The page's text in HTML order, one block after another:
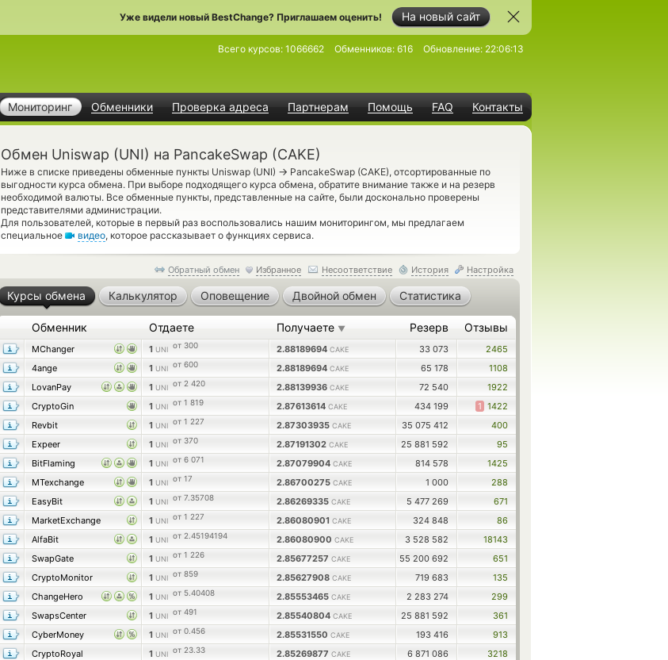
На новый сайт
Уже видели новый BestChange? Приглашаем оценить!
Мониторинг Обменники Проверка адреса Партнерам Помощь FAQ Контакты
Всего курсов: 1066662 Обменников: 616 Обновление: 22:06:13
Обмен Uniswap (UNI) на PancakeSwap (CAKE)
Ниже в списке приведены обменные пункты Uniswap (UNI) → PancakeSwap (CAKE), отсортированные по
выгодности курса обмена. При выборе подходящего курса обмена, обратите внимание также и на резерв
необходимой валюты. Все обменные пункты, представленные на сайте, были досконально проверены
представителями администрации.
Для пользователей, которые в первый раз воспользовались нашим мониторингом, мы предлагаем
специальное
видео, которое рассказывает о функциях сервиса.
Обратный обмен Избранное Несоответствие История Настройка
Курсы обмена Калькулятор Оповещение Двойной обмен Статистика
Обменник Отдаете Получаете ▼ Резерв Отзывы
MChanger 1 UNI от 300 2.88189694 CAKE 33 073
2465
4ange
1 UNI от 600 2.88189694 CAKE 65 178
1108
LovanPay
1 UNI от 2 420 2.88139936 CAKE 72 540
1922
CryptoGin
1 UNI от 1 819 2.87613614 CAKE 434 199 1 1422
Revbit
1 UNI от 1 227 2.87303935 CAKE 35 075 412
400
Expeer
1 UNI от 370 2.87191302 CAKE 25 881 592
95
BitFlaming
1 UNI от 6 071 2.87079904 CAKE 814 578
1425
MTexchange
1 UNI от 17 2.86700275 CAKE 1 000
288
EasyBit
1 UNI от 7.35708 2.86269335 CAKE 5 477 269
671
MarketExchange
1 UNI от 1 227 2.86080901 CAKE 324 848
86
AlfaBit
1 UNI от 2.45194194 2.86080900 CAKE 3 528 582
18143
SwapGate
1 UNI от 1 226 2.85677257 CAKE 55 200 692
651
CryptoMonitor
1 UNI от 859 2.85627908 CAKE 719 683
135
ChangeHero
1 UNI от 5.40408 2.85553465 CAKE 2 283 274
299
SwapsCenter
1 UNI от 491 2.85540804 CAKE 25 881 592
361
CyberMoney
1 UNI от 0.456 2.85531550 CAKE 193 416
913
CryptoRoyal
1 UNI от 23.33 2.85269877 CAKE 6 871 086
3218